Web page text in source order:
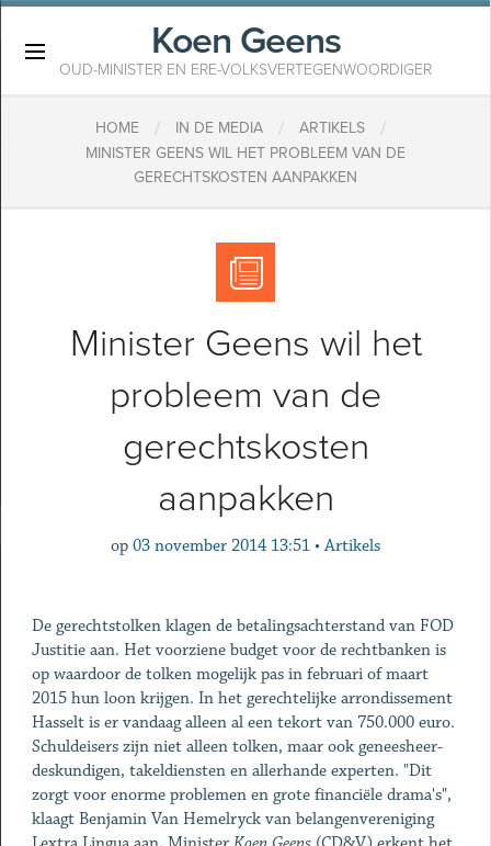
Koen Geens
OUD-MINISTER EN ERE-VOLKSVERTEGENWOORDIGER
HOME / IN DE MEDIA / ARTIKELS /
MINISTER GEENS WIL HET PROBLEEM VAN DE
GERECHTSKOSTEN AANPAKKEN
Minister Geens wil het
probleem van de
gerechtskosten
aanpakken
op 03 november 2014 13:51 • Artikels
De gerechtstolken klagen de betalingsachterstand van FOD
Justitie aan. Het voorziene budget voor de rechtbanken is
op waardoor de tolken mogelijk pas in februari of maart
2015 hun loon krijgen. In het gerechtelijke arrondissement
Hasselt is er vandaag alleen al een tekort van 750.000 euro.
Schuldeisers zijn niet alleen tolken, maar ook geneesheer-
deskundigen, takeldiensten en allerhande experten. "Dit
zorgt voor enorme problemen en grote financiële drama's",
klaagt Benjamin Van Hemelryck van belangenvereniging